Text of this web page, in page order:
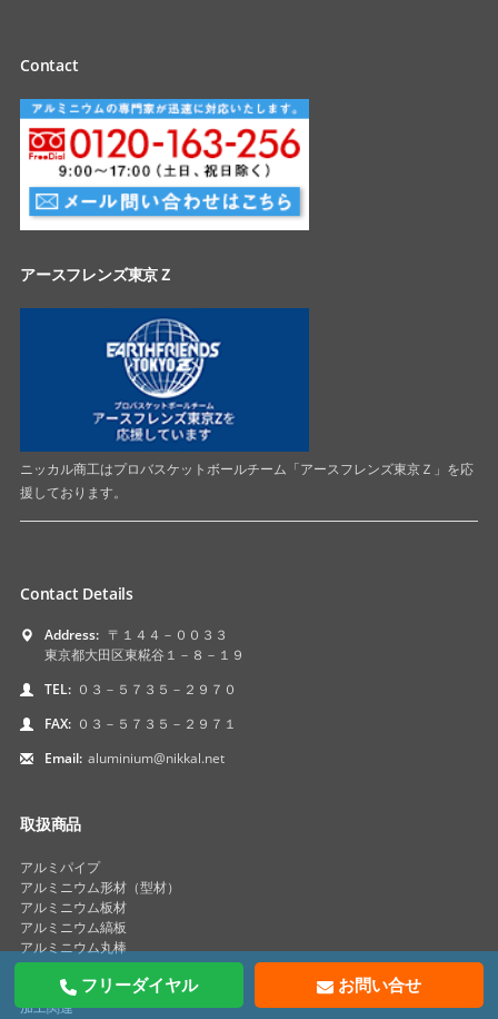
Contact
アースフレンズ東京Ｚ
ニッカル商工はプロバスケットボールチーム「アースフレンズ東京Ｚ」を応
援しております。
Contact Details
Address: 〒１４４－００３３
東京都大田区東糀谷１－８－１９
TEL: ０３－５７３５－２９７０
FAX: ０３－５７３５－２９７１
Email: aluminium@nikkal.net
取扱商品
アルミパイプ
アルミニウム形材（型材）
アルミニウム板材
アルミニウム縞板
アルミニウム丸棒
アルミハニカムパネル
サンドイッチパネル
加工関連
フリーダイヤル お問い合せ